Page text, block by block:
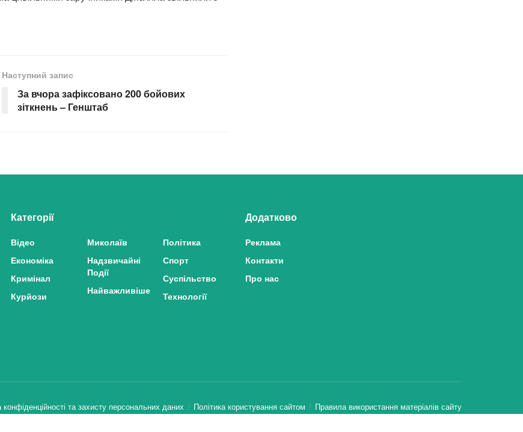
Наступний запис
За вчора зафіксовано 200 бойових
зіткнень – Генштаб
Категорії
Відео
Економіка
Кримінал
Курйози
Миколаїв
Надзвичайні
Події
Найважливіше
Політика
Спорт
Суспільство
Технології
Додатково
Реклама
Контакти
Про нас
конфіденційності та захисту персональних даних Політика користування сайтом Правила використання матеріалів сайту